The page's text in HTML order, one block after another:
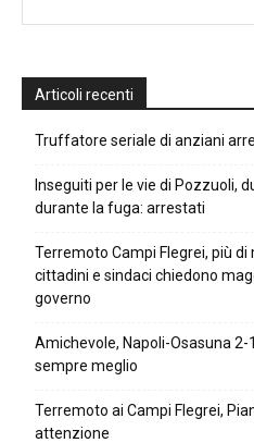
Articoli recenti
Truffatore seriale di anziani
Inseguiti per le vie di Pozzuoli,
durante la fuga: arrestati
Terremoto Campi Flegrei, più
cittadini e sindaci chiedono
governo
Amichevole, Napoli-Osasuna
sempre meglio
Terremoto ai Campi Flegrei,
attenzione